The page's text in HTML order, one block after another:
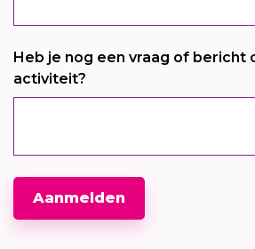
Heb je nog een vraag of bericht
activiteit?
Aanmelden